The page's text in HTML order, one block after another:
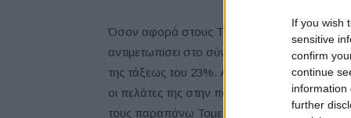
If you wish
sensitive
confirm
continue
information
further
Όσον αφορά στους Τομείς
αντιμετωπίσει στο σύνολο 835.625
της τάξεως του 23%. Αυτό οφείλεται στην
οι πελάτες της στην παροχή υπηρεσιών, με
τους παραπάνω Τομείς Δραστηριοτήτων της.